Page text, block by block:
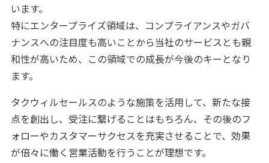
います。
特にエンタープライズ領域は、コンプライアンスやガバ
ナンスへの注目度も⾼いことから当社のサービスとも親
和性が⾼いため、この領域での成⻑が今後のキーとなり
ます。
タクウィルセールスのような施策を活用して、新たな接
点を創出し、受注に繋げることはもちろん、その後のフ
ォローやカスタマーサクセスを充実させることで、効果
が倍々に働く営業活動を行うことが理想です。